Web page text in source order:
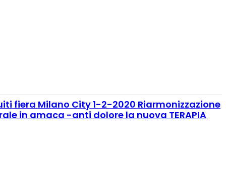
fiera Milano City 1-2-2020 Riarmonizzazione
in amaca -anti dolore la nuova TERAPIA